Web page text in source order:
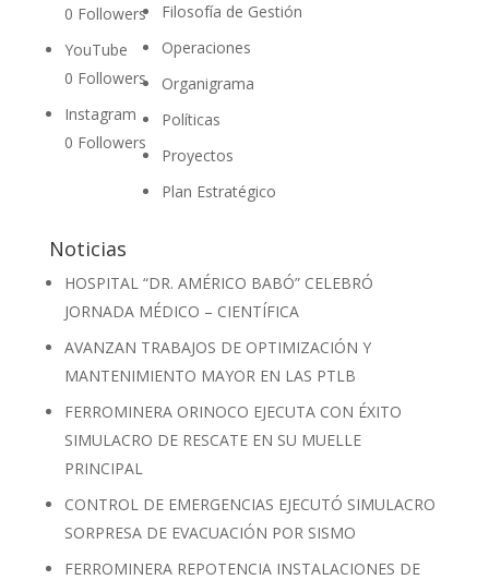
0 Followers
YouTube
0 Followers
Instagram
0 Followers
Filosofía de Gestión
Operaciones
Organigrama
Políticas
Proyectos
Plan Estratégico
Noticias
HOSPITAL “DR. AMÉRICO BABÓ” CELEBRÓ
JORNADA MÉDICO – CIENTÍFICA
AVANZAN TRABAJOS DE OPTIMIZACIÓN Y
MANTENIMIENTO MAYOR EN LAS PTLB
FERROMINERA ORINOCO EJECUTA CON ÉXITO
SIMULACRO DE RESCATE EN SU MUELLE
PRINCIPAL
CONTROL DE EMERGENCIAS EJECUTÓ SIMULACRO
SORPRESA DE EVACUACIÓN POR SISMO
FERROMINERA REPOTENCIA INSTALACIONES DE